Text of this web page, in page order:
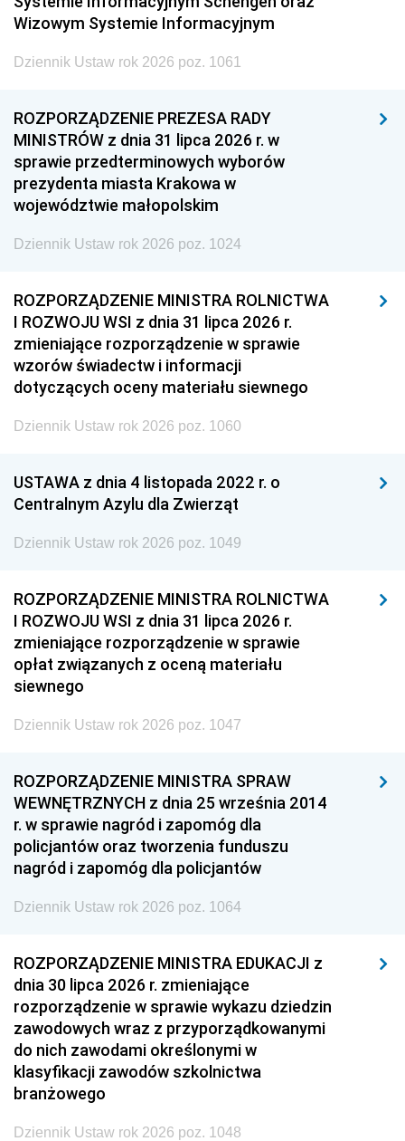
Wizowym Systemie Informacyjnym
Dziennik Ustaw rok 2026 poz. 1061
ROZPORZĄDZENIE PREZESA RADY
MINISTRÓW z dnia 31 lipca 2026 r. w
sprawie przedterminowych wyborów
prezydenta miasta Krakowa w
województwie małopolskim
Dziennik Ustaw rok 2026 poz. 1024
ROZPORZĄDZENIE MINISTRA ROLNICTWA
I ROZWOJU WSI z dnia 31 lipca 2026 r.
zmieniające rozporządzenie w sprawie
wzorów świadectw i informacji
dotyczących oceny materiału siewnego
Dziennik Ustaw rok 2026 poz. 1060
USTAWA z dnia 4 listopada 2022 r. o
Centralnym Azylu dla Zwierząt
Dziennik Ustaw rok 2026 poz. 1049
ROZPORZĄDZENIE MINISTRA ROLNICTWA
I ROZWOJU WSI z dnia 31 lipca 2026 r.
zmieniające rozporządzenie w sprawie
opłat związanych z oceną materiału
siewnego
Dziennik Ustaw rok 2026 poz. 1047
ROZPORZĄDZENIE MINISTRA SPRAW
WEWNĘTRZNYCH z dnia 25 września 2014
r. w sprawie nagród i zapomóg dla
policjantów oraz tworzenia funduszu
nagród i zapomóg dla policjantów
Dziennik Ustaw rok 2026 poz. 1064
ROZPORZĄDZENIE MINISTRA EDUKACJI z
dnia 30 lipca 2026 r. zmieniające
rozporządzenie w sprawie wykazu dziedzin
zawodowych wraz z przyporządkowanymi
do nich zawodami określonymi w
klasyfikacji zawodów szkolnictwa
branżowego
Dziennik Ustaw rok 2026 poz. 1048